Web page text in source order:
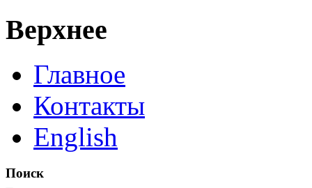
Верхнее
Главное
Контакты
English
Поиск